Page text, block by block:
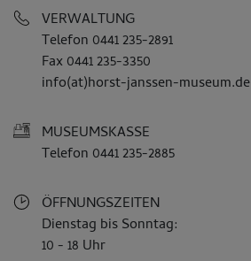
VERWALTUNG
Telefon 0441 235-2891
Fax 0441 235-3350
info(at)horst-janssen-museum.de
MUSEUMSKASSE
Telefon 0441 235-2885
ÖFFNUNGSZEITEN
Dienstag bis Sonntag:
10 - 18 Uhr